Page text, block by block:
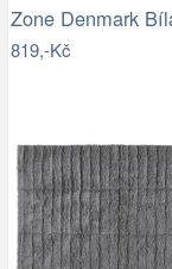
819,-Kč